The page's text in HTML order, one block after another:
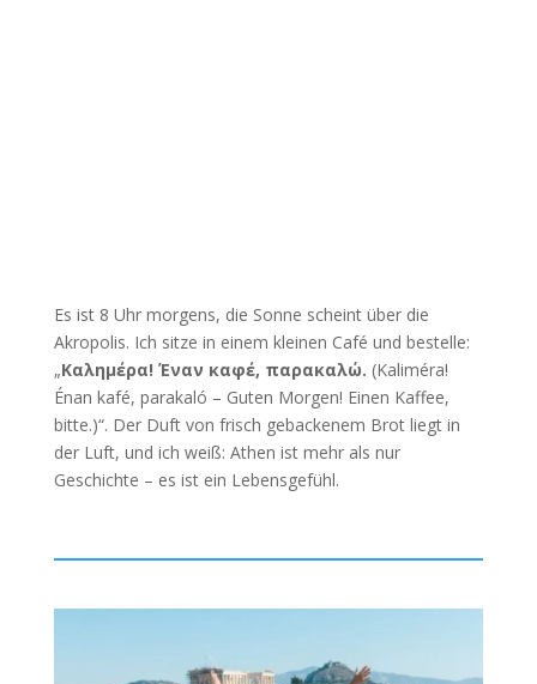
Es ist 8 Uhr morgens, die Sonne scheint über die
Akropolis. Ich sitze in einem kleinen Café und bestelle:
„Καλημέρα! Έναν καφέ, παρακαλώ. (Kaliméra!
Énan kafé, parakaló – Guten Morgen! Einen Kaffee,
bitte.)“. Der Duft von frisch gebackenem Brot liegt in
der Luft, und ich weiß: Athen ist mehr als nur
Geschichte – es ist ein Lebensgefühl.